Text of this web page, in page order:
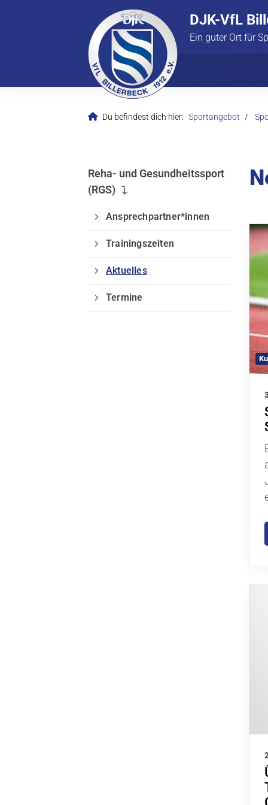
DJK-VfL
Ein guter Ort für
Du befindest dich hier: Sportangebot
Reha- und Gesundheitssport
(RGS)
Ansprechpartner*innen
Trainingszeiten
Aktuelles
Termine